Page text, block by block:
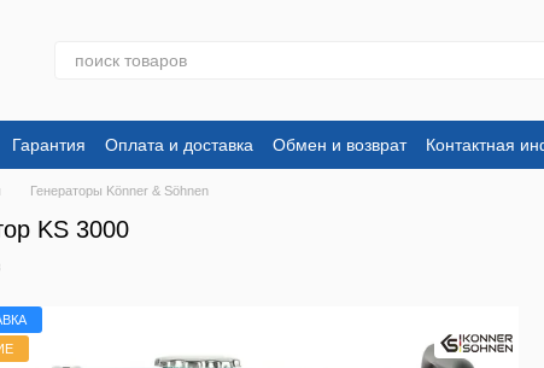
Гарантия Оплата и доставка Обмен и возврат Контактная
Генераторы Könner & Söhnen
KS 3000